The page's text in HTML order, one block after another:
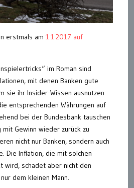
erstmals am 1.1.2017 auf
im Roman sind
mit denen Banken gute
sie ihr Insider-Wissen ausnutzen
entsprechenden Währungen auf
bei der Bundesbank tauschen
Gewinn wieder zurück zu
nicht nur Banken, sondern auch
Die Inflation, die mit solchen
wird, schadet aber nicht den
dem kleinen Mann.